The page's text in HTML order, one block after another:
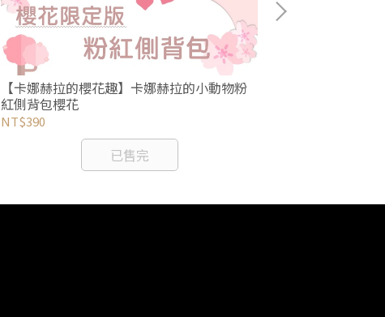
【卡娜赫拉的櫻花趣】卡娜赫拉的小動物粉
紅側背包櫻花
NT$390
已售完